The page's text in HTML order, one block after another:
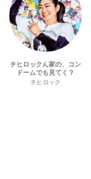
チヒロックん家の、コン
ドームでも見てく？
チヒロック